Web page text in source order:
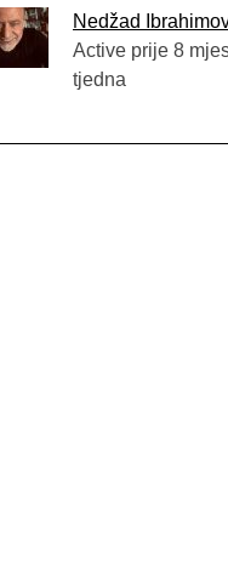
Nedžad
Active prije 8
tjedna